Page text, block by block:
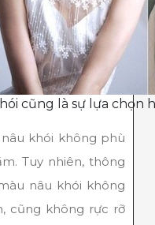
cũng là sự lựa chọn
khói không phù
Tuy nhiên, thông
nâu khói không
cũng không rực rỡ